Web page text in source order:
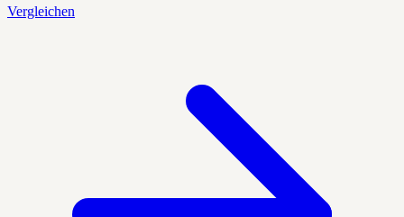
Vergleichen